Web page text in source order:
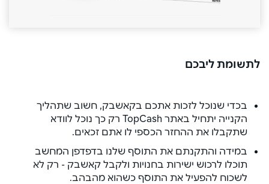
לתשומת ליבכם
בכדי שנוכל לזכות אתכם בקאשבק, חשוב שתהליך
הקנייה יתחיל באתר TopCash רק כך נוכל לוודא
שתקבלו את ההחזר הכספי לו אתם זכאים.
במידה והתקנתם את התוסף שלנו בדפדפן המחשב
תוכלו לרכוש ישירות בחנויות ולקבל קאשבק - רק לא
לשכוח להפעיל את התוסף כשהוא מהבהב.